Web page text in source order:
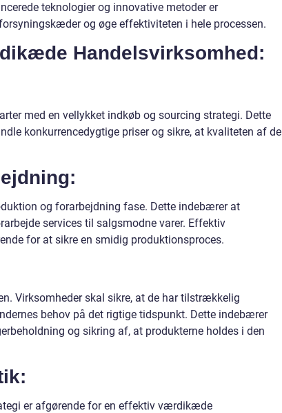
teknologier og innovative metoder er
og øge effektiviteten i hele processen.
Handelsvirksomhed:
med en vellykket indkøb og sourcing strategi. Dette
konkurrencedygtige priser og sikre, at kvaliteten af de
og forarbejdning fase. Dette indebærer at
services til salgsmodne varer. Effektiv
for at sikre en smidig produktionsproces.
Virksomheder skal sikre, at de har tilstrækkelig
behov på det rigtige tidspunkt. Dette indebærer
og sikring af, at produkterne holdes i den
er afgørende for en effektiv værdikæde